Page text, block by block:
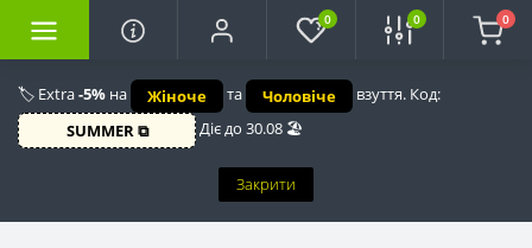
🏷️ Extra-5% на Жіноче та Чоловіче
взуття. Код:
SUMMER ⧉
Діє до 30.08 🏖️
Закрити
0 0 0